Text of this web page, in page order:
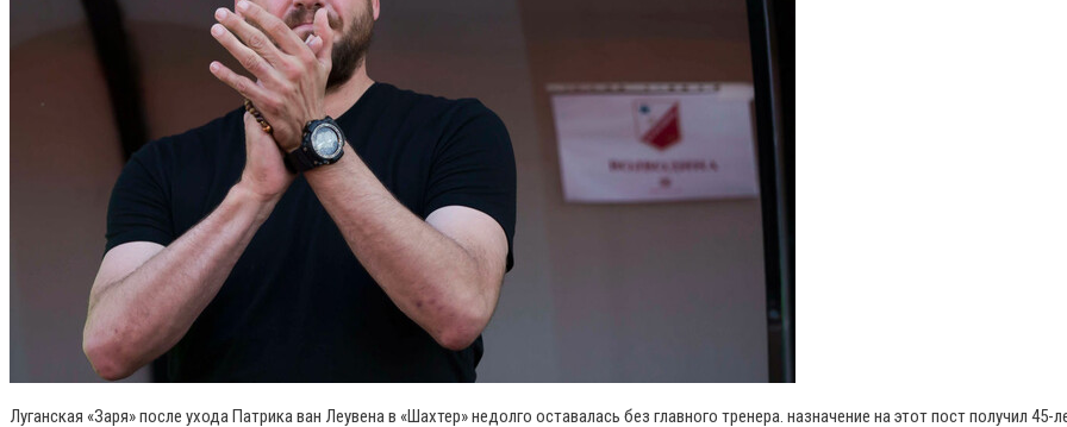
Луганская «Заря» после ухода Патрика ван Леувена в «Шахтер» недолго оставалась без главного тренера. назначение на этот пост получил